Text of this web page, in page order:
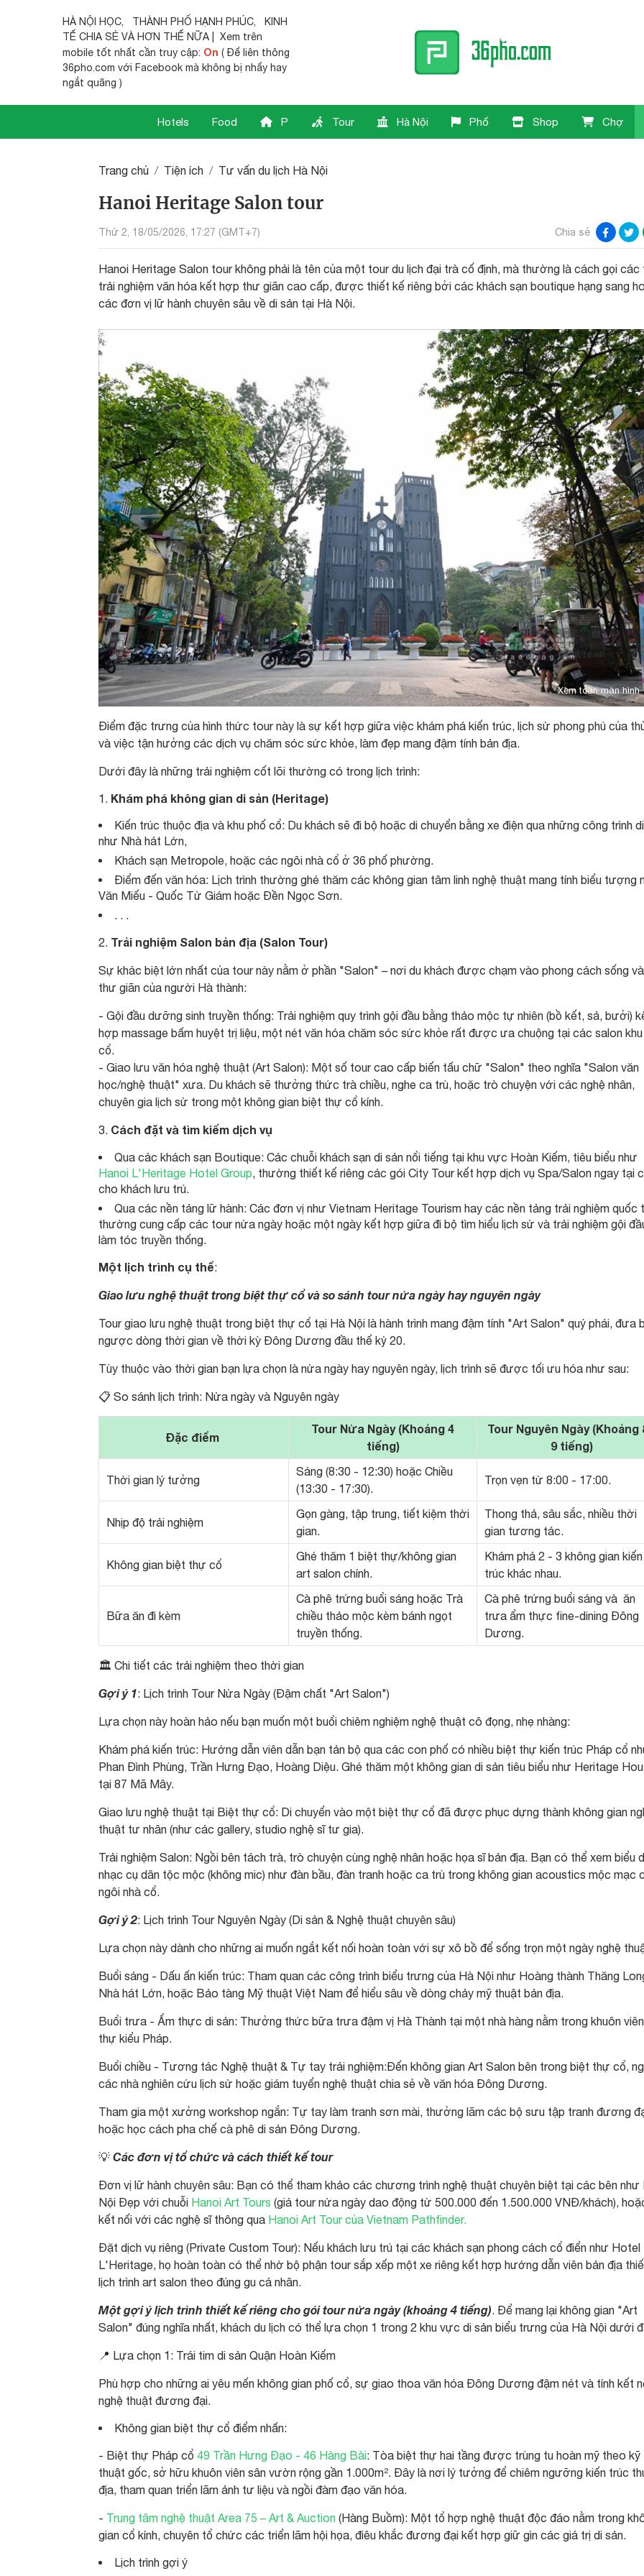
HÀ NỘI HỌC, THÀNH PHỐ HẠNH PHÚC,
KINH
TẾ CHIA SẺ VÀ HƠN THẾ NỮA | Xem trên
mobile tốt nhất cần truy cập: On ( Để liên thông
36pho.com với Facebook mà không bị nhẩy hay
ngắt quãng )
Hotels Food P Tour Hà Nội Phố Shop Chợ
Trang chủ Tiện ích Tư vấn du lịch Hà Nội
Hanoi Heritage Salon tour
Thứ 2, 18/05/2026, 17:27 (GMT+7) Chia sẻ
Hanoi Heritage Salon tour không phải là tên của một tour du lịch đại trà cố định, mà thường là cách gọi các
trải nghiệm văn hóa kết hợp thư giãn cao cấp, được thiết kế riêng bởi các khách sạn boutique hạng sang
các đơn vị lữ hành chuyên sâu về di sản tại Hà Nội.
Xem toàn màn hình
Điểm đặc trưng của hình thức tour này là sự kết hợp giữa việc khám phá kiến trúc, lịch sử phong phú của
và việc tận hưởng các dịch vụ chăm sóc sức khỏe, làm đẹp mang đậm tính bản địa.
Dưới đây là những trải nghiệm cốt lõi thường có trong lịch trình:
Khám phá không gian di sản (Heritage)
Kiến trúc thuộc địa và khu phố cổ: Du khách sẽ đi bộ hoặc di chuyển bằng xe điện qua những công trình
như Nhà hát Lớn,
Khách sạn Metropole, hoặc các ngôi nhà cổ ở 36 phố phường.
Điểm đến văn hóa: Lịch trình thường ghé thăm các không gian tâm linh nghệ thuật mang tính biểu tượng
Văn Miếu - Quốc Tử Giám hoặc Đền Ngọc Sơn.
. . .
2. Trải nghiệm Salon bản địa (Salon Tour)
Sự khác biệt lớn nhất của tour này nằm ở phần "Salon" – nơi du khách được chạm vào phong cách sống
thư giãn của người Hà thành:
- Gội đầu dưỡng sinh truyền thống: Trải nghiệm quy trình gội đầu bằng thảo mộc tự nhiên (bồ kết, sả, bưởi)
hợp massage bấm huyệt trị liệu, một nét văn hóa chăm sóc sức khỏe rất được ưa chuộng tại các salon khu
cổ.
- Giao lưu văn hóa nghệ thuật (Art Salon): Một số tour cao cấp biến tấu chữ "Salon" theo nghĩa "Salon văn
học/nghệ thuật" xưa. Du khách sẽ thưởng thức trà chiều, nghe ca trù, hoặc trò chuyện với các nghệ nhân,
chuyên gia lịch sử trong một không gian biệt thự cổ kính.
3. Cách đặt và tìm kiếm dịch vụ
Qua các khách sạn Boutique: Các chuỗi khách sạn di sản nổi tiếng tại khu vực Hoàn Kiếm, tiêu biểu như
Hanoi L'Heritage Hotel Group, thường thiết kế riêng các gói City Tour kết hợp dịch vụ Spa/Salon ngay tại
cho khách lưu trú.
Qua các nền tảng lữ hành: Các đơn vị như Vietnam Heritage Tourism hay các nền tảng trải nghiệm quốc
thường cung cấp các tour nửa ngày hoặc một ngày kết hợp giữa đi bộ tìm hiểu lịch sử và trải nghiệm gội
làm tóc truyền thống.
Một lịch trình cụ thể:
Giao lưu nghệ thuật trong biệt thự cổ và so sánh tour nửa ngày hay nguyên ngày
Tour giao lưu nghệ thuật trong biệt thự cổ tại Hà Nội là hành trình mang đậm tính "Art Salon" quý phái, đưa
ngược dòng thời gian về thời kỳ Đông Dương đầu thế kỷ 20.
Tùy thuộc vào thời gian bạn lựa chọn là nửa ngày hay nguyên ngày, lịch trình sẽ được tối ưu hóa như sau:
📋 So sánh lịch trình: Nửa ngày và Nguyên ngày
Đặc điểm
Tour Nửa Ngày (Khoảng 4
tiếng)
Tour Nguyên Ngày (Khoảng
9 tiếng)
Thời gian lý tưởng
Sáng (8:30 - 12:30) hoặc Chiều
(13:30 - 17:30).
Trọn vẹn từ 8:00 - 17:00.
Nhịp độ trải nghiệm
Gọn gàng, tập trung, tiết kiệm thời
gian.
Thong thả, sâu sắc, nhiều thời
gian tương tác.
Không gian biệt thự cổ
Ghé thăm 1 biệt thự/không gian
art salon chính.
Khám phá 2 - 3 không gian kiến
trúc khác nhau.
Bữa ăn đi kèm
Cà phê trứng buổi sáng hoặc Trà
chiều thảo mộc kèm bánh ngọt
truyền thống.
Cà phê trứng buổi sáng và ăn
trưa ẩm thực fine-dining Đông
Dương.
🏛️ Chi tiết các trải nghiệm theo thời gian
Gợi ý 1: Lịch trình Tour Nửa Ngày (Đậm chất "Art Salon")
Lựa chọn này hoàn hảo nếu bạn muốn một buổi chiêm nghiệm nghệ thuật cô đọng, nhẹ nhàng:
Khám phá kiến trúc: Hướng dẫn viên dẫn bạn tản bộ qua các con phố có nhiều biệt thự kiến trúc Pháp cổ
Phan Đình Phùng, Trần Hưng Đạo, Hoàng Diệu. Ghé thăm một không gian di sản tiêu biểu như Heritage
tại 87 Mã Mây.
Giao lưu nghệ thuật tại Biệt thự cổ: Di chuyển vào một biệt thự cổ đã được phục dựng thành không gian
thuật tư nhân (như các gallery, studio nghệ sĩ tư gia).
Trải nghiệm Salon: Ngồi bên tách trà, trò chuyện cùng nghệ nhân hoặc họa sĩ bản địa. Bạn có thể xem biểu
nhạc cụ dân tộc mộc (không mic) như đàn bầu, đàn tranh hoặc ca trù trong không gian acoustics mộc mạc
ngôi nhà cổ.
Gợi ý 2: Lịch trình Tour Nguyên Ngày (Di sản & Nghệ thuật chuyên sâu)
Lựa chọn này dành cho những ai muốn ngắt kết nối hoàn toàn với sự xô bồ để sống trọn một ngày nghệ
Buổi sáng - Dấu ấn kiến trúc: Tham quan các công trình biểu trưng của Hà Nội như Hoàng thành Thăng
Nhà hát Lớn, hoặc Bảo tàng Mỹ thuật Việt Nam để hiểu sâu về dòng chảy mỹ thuật bản địa.
Buổi trưa - Ẩm thực di sản: Thưởng thức bữa trưa đậm vị Hà Thành tại một nhà hàng nằm trong khuôn
thự kiểu Pháp.
Buổi chiều - Tương tác Nghệ thuật & Tự tay trải nghiệm:Đến không gian Art Salon bên trong biệt thự cổ,
các nhà nghiên cứu lịch sử hoặc giám tuyển nghệ thuật chia sẻ về văn hóa Đông Dương.
Tham gia một xưởng workshop ngắn: Tự tay làm tranh sơn mài, thưởng lãm các bộ sưu tập tranh đương
hoặc học cách pha chế cà phê di sản Đông Dương.
💡 Các đơn vị tổ chức và cách thiết kế tour
Đơn vị lữ hành chuyên sâu: Bạn có thể tham khảo các chương trình nghệ thuật chuyên biệt tại các bên như
Nội Đẹp với chuỗi Hanoi Art Tours (giá tour nửa ngày dao động từ 500.000 đến 1.500.000 VNĐ/khách),
kết nối với các nghệ sĩ thông qua Hanoi Art Tour của Vietnam Pathfinder.
Đặt dịch vụ riêng (Private Custom Tour): Nếu khách lưu trú tại các khách sạn phong cách cổ điển như Hotel
L'Heritage, họ hoàn toàn có thể nhờ bộ phận tour sắp xếp một xe riêng kết hợp hướng dẫn viên bản địa
lịch trình art salon theo đúng gu cá nhân.
Một gợi ý lịch trình thiết kế riêng cho gói tour nửa ngày (khoảng 4 tiếng). Để mang lại không gian "Art
Salon" đúng nghĩa nhất, khách du lịch có thể lựa chọn 1 trong 2 khu vực di sản biểu trưng của Hà Nội dưới
📍 Lựa chọn 1: Trái tim di sản Quận Hoàn Kiếm
Phù hợp cho những ai yêu mến không gian phố cổ, sự giao thoa văn hóa Đông Dương đậm nét và tính kết
nghệ thuật đương đại.
Không gian biệt thự cổ điểm nhấn:
- Biệt thự Pháp cổ 49 Trần Hưng Đạo - 46 Hàng Bài: Tòa biệt thự hai tầng được trùng tu hoàn mỹ theo kỹ
thuật gốc, sở hữu khuôn viên sân vườn rộng gần 1.000m². Đây là nơi lý tưởng để chiêm ngưỡng kiến trúc
địa, tham quan triển lãm ảnh tư liệu và ngồi đàm đạo văn hóa.
- Trung tâm nghệ thuật Area 75 – Art & Auction (Hàng Buồm): Một tổ hợp nghệ thuật độc đáo nằm trong
gian cổ kính, chuyên tổ chức các triển lãm hội họa, điêu khắc đương đại kết hợp giữ gìn các giá trị di sản.
Lịch trình gợi ý